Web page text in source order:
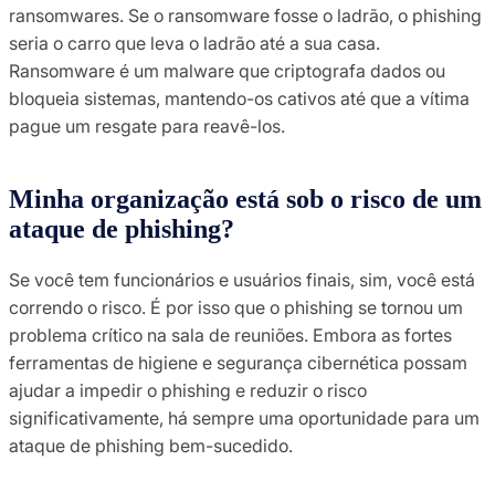
ransomwares. Se o ransomware fosse o ladrão, o phishing
seria o carro que leva o ladrão até a sua casa.
Ransomware é um malware que criptografa dados ou
bloqueia sistemas, mantendo-os cativos até que a vítima
pague um resgate para reavê-los.
Minha organização está sob o risco de um
ataque de phishing?
Se você tem funcionários e usuários finais, sim, você está
correndo o risco. É por isso que o phishing se tornou um
problema crítico na sala de reuniões. Embora as fortes
ferramentas de higiene e segurança cibernética possam
ajudar a impedir o phishing e reduzir o risco
significativamente, há sempre uma oportunidade para um
ataque de phishing bem-sucedido.